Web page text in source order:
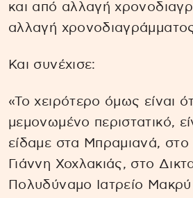
και από αλλαγή
αλλαγή
Και συνέχισε:
«Το χειρότερο όμως είναι
μεμονωμένο περιστατικό,
είδαμε στα Μπραμιανά,
Γιάννη Χοχλακιάς, στο
Πολυδύναμο Ιατρείο Μακρύ